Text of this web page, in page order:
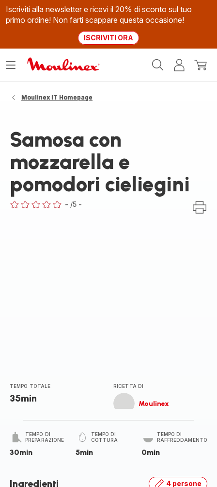
Iscriviti alla newsletter e ricevi il 20% di sconto sul tuo
primo ordine! Non farti scappare questa occasione!
ISCRIVITI ORA
Il
Apri
Moulinex IT Homepage
Samosa con
mozzarella e
pomodori cieliegini
- /5 -
TEMPO TOTALE
35min
RICETTA DI
Moulinex
TEMPO DI
PREPARAZIONE
30min
TEMPO DI
COTTURA
5min
TEMPO DI
RAFFREDDAMENTO
0min
Ingredienti 4 persone